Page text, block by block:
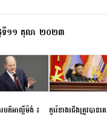
ៃទី១១ តុលា ២០២៣
បតីអាល្លឺម៉ង់ ៖
កូរ៉េខាងជើងត្រូវបានគេ